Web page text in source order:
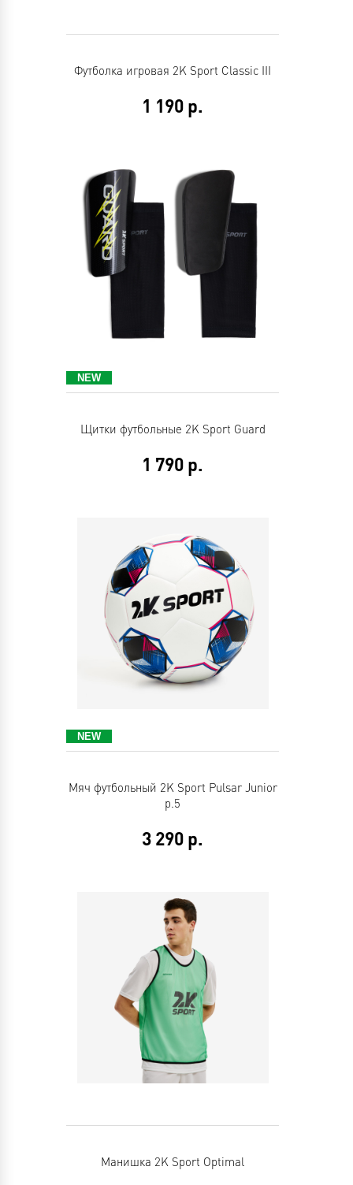
Футболка игровая 2K Sport Classic III
1 190 р.
Щитки футбольные 2K Sport Guard
1 790 р.
Мяч футбольный 2K Sport Pulsar Junior
р.5
3 290 р.
Манишка 2K Sport Optimal